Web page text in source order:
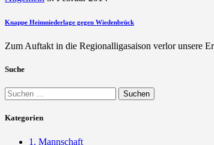
Knappe Heimniederlage gegen Wiedenbrück
Zum Auftakt in die Regionalligasaison verlor unsere
Suche
Suchen
nach:
Kategorien
1. Mannschaft